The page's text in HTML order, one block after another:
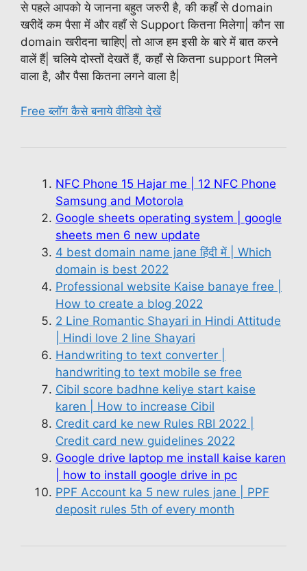
से पहले आपको ये जानना बहुत जरुरी है, की कहाँ से domain
खरीदें कम पैसा में और वहाँ से Support कितना मिलेगा| कौन सा
domain खरीदना चाहिए| तो आज हम इसी के बारे में बात करने
वालें हैं| चलिये दोस्तों देखतें हैं, कहाँ से कितना support मिलने
वाला है, और पैसा कितना लगने वाला है|
Free ब्लॉग कैसे बनाये वीडियो देखें
NFC Phone 15 Hajar me | 12 NFC Phone
Samsung and Motorola
Google sheets operating system | google
sheets men 6 new update
4 best domain name jane हिंदी में | Which
domain is best 2022
Professional website Kaise banaye free |
How to create a blog 2022
2 Line Romantic Shayari in Hindi Attitude
| Hindi love 2 line Shayari
Handwriting to text converter |
handwriting to text mobile se free
Cibil score badhne keliye start kaise
karen | How to increase Cibil
Credit card ke new Rules RBI 2022 |
Credit card new guidelines 2022
Google drive laptop me install kaise karen
| how to install google drive in pc
PPF Account ka 5 new rules jane | PPF
deposit rules 5th of every month